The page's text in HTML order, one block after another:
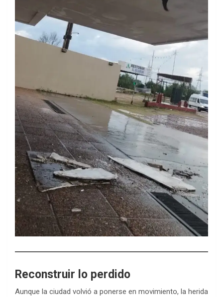
Reconstruir lo perdido
Aunque la ciudad volvió a ponerse en movimiento, la herida